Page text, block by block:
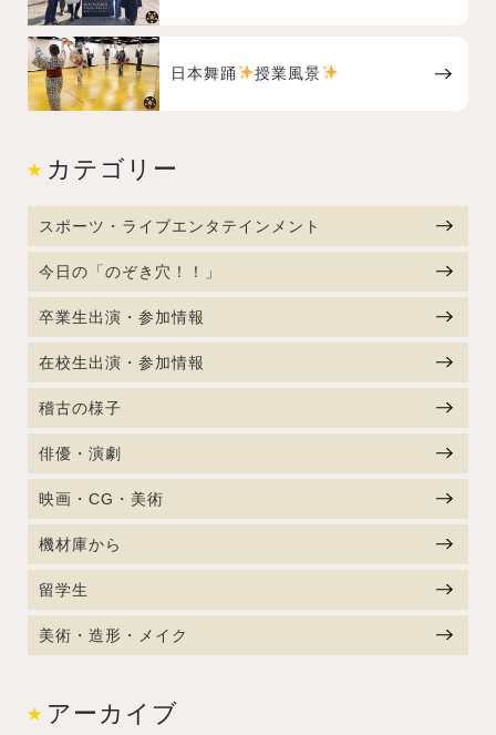
日本舞踊 授業風景
カテゴリー
スポーツ・ライブエンタテインメント
今日の「のぞき穴！！」
卒業生出演・参加情報
在校生出演・参加情報
稽古の様子
俳優・演劇
映画・CG・美術
機材庫から
留学生
美術・造形・メイク
アーカイブ